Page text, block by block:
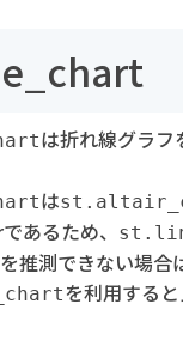
は折れ線グラフ
は
あるため、
推測できない場合
を利用する